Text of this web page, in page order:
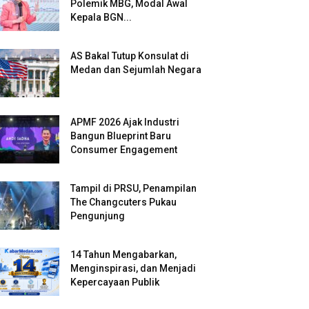
Polemik MBG, Modal Awal
Kepala BGN...
AS Bakal Tutup Konsulat di
Medan dan Sejumlah Negara
APMF 2026 Ajak Industri
Bangun Blueprint Baru
Consumer Engagement
Tampil di PRSU, Penampilan
The Changcuters Pukau
Pengunjung
14 Tahun Mengabarkan,
Menginspirasi, dan Menjadi
Kepercayaan Publik